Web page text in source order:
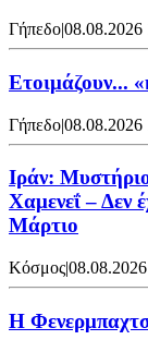
Γήπεδο|08.08.2026
Ετοιμάζουν...
Γήπεδο|08.08.2026
Ιράν:
Χαμενεΐ – Δεν
Μάρτιο
Κόσμος|
Η